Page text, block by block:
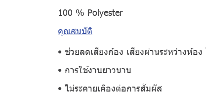
100 % Polyester
คุณสมบัติ
• ช่วยลดเสียงก้อง เสียงผ่านระหว่างห้อ
• การใช้งานยาวนาน
• ไม่ระคายเคืองต่อการสัมผัส